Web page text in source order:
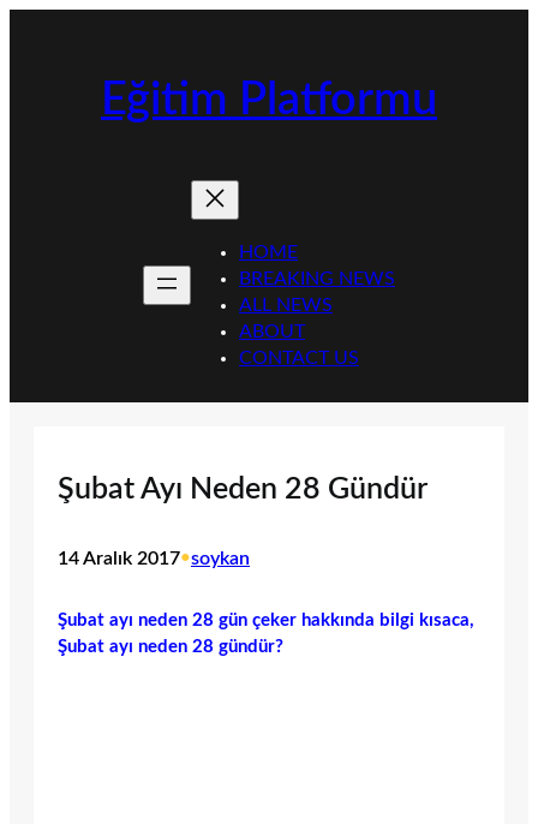
Eğitim Platformu
HOME
BREAKING NEWS
ALL NEWS
ABOUT
CONTACT US
Şubat Ayı Neden 28 Gündür
14 Aralık 2017•soykan
Şubat ayı neden 28 gün çeker hakkında bilgi kısaca,
Şubat ayı neden 28 gündür?